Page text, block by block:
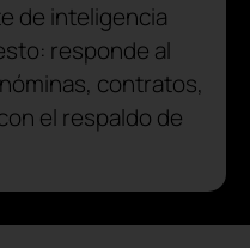
de inteligencia
responde al
contratos,
el respaldo de